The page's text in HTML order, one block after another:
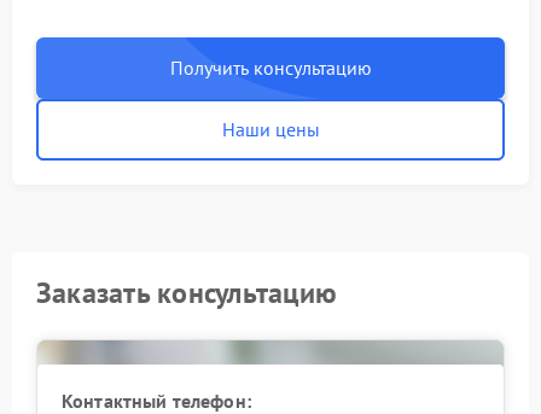
Получить консультацию
Наши цены
Заказать консультацию
Контактный телефон: